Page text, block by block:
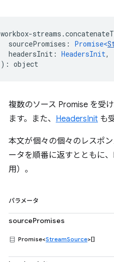
workbox-streams .
sourcePromises : Promise<
headersInit : HeadersInit,
) : object
複数のソース Promise を受
ます。また、 HeadersInit も
本文が個々の個々のレスポ
ータを順番に返すとともに
用）。
パラメータ
sourcePromises
Promise<StreamSource>[]